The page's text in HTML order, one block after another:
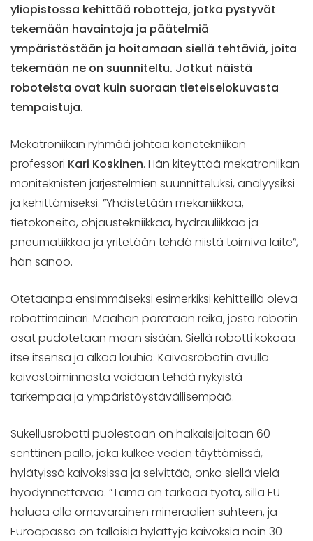
yliopistossa kehittää robotteja, jotka pystyvät
tekemään havaintoja ja päätelmiä
ympäristöstään ja hoitamaan siellä tehtäviä, joita
tekemään ne on suunniteltu. Jotkut näistä
roboteista ovat kuin suoraan tieteiselokuvasta
tempaistuja.
Mekatroniikan ryhmää johtaa konetekniikan
professori Kari Koskinen. Hän kiteyttää mekatroniikan
moniteknisten järjestelmien suunnitteluksi, analyysiksi
ja kehittämiseksi. ”Yhdistetään mekaniikkaa,
tietokoneita, ohjaustekniikkaa, hydrauliikkaa ja
pneumatiikkaa ja yritetään tehdä niistä toimiva laite”,
hän sanoo.
Otetaanpa ensimmäiseksi esimerkiksi kehitteillä oleva
robottimainari. Maahan porataan reikä, josta robotin
osat pudotetaan maan sisään. Siellä robotti kokoaa
itse itsensä ja alkaa louhia. Kaivosrobotin avulla
kaivostoiminnasta voidaan tehdä nykyistä
tarkempaa ja ympäristöystävällisempää.
Sukellusrobotti puolestaan on halkaisijaltaan 60-
senttinen pallo, joka kulkee veden täyttämissä,
hylätyissä kaivoksissa ja selvittää, onko siellä vielä
hyödynnettävää. ”Tämä on tärkeää työtä, sillä EU
haluaa olla omavarainen mineraalien suhteen, ja
Euroopassa on tällaisia hylättyjä kaivoksia noin 30